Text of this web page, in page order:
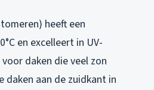
heeft een
en excelleert in UV-
daken die veel zon
daken aan de zuidkant in